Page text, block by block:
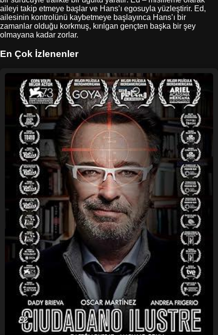
aileyi takip etmeye başlar ve Hans’ı egosuyla yüzleştirir. Ed,
ailesinin kontrolünü kaybetmeye başlayınca Hans’ı bir
zamanlar olduğu korkmuş, kırılgan gençten başka bir şey
olmayana kadar zorlar.
En Çok İzlenenler